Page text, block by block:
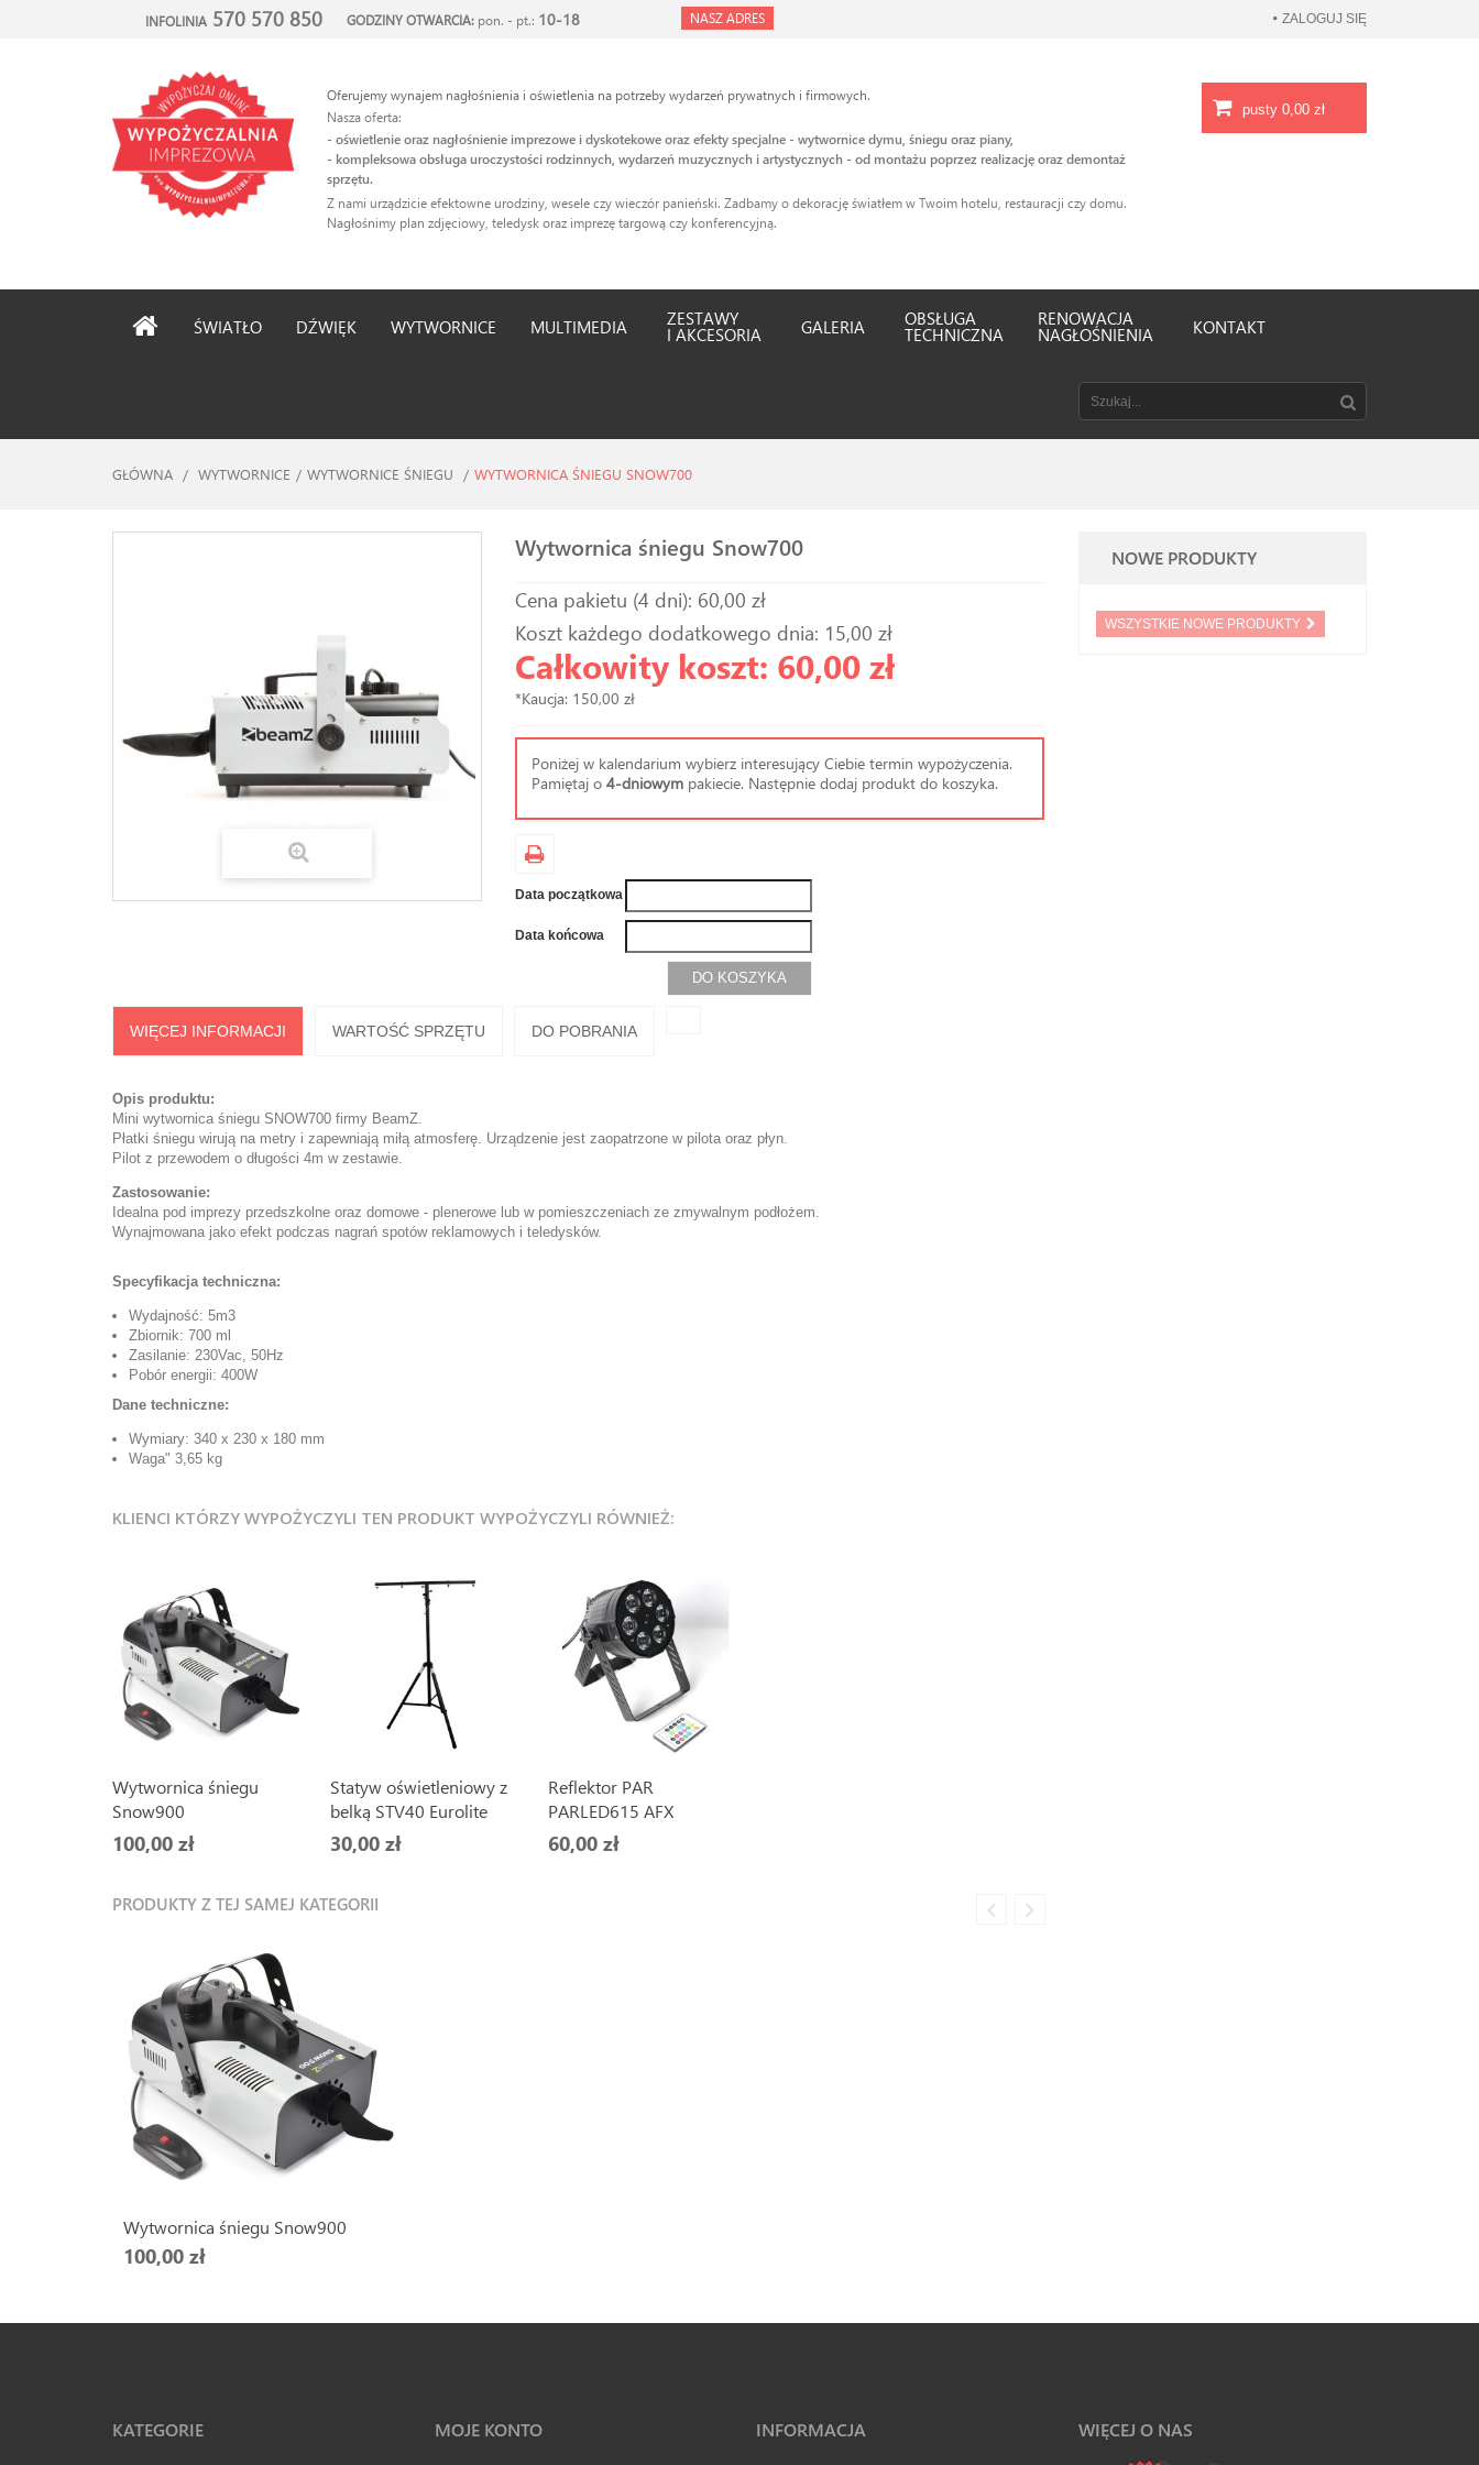
INFOLINIA 570 570 850 GODZINY OTWARCIA: pon. - pt.: 10-18 NASZ ADRES ZALOGUJ SIĘ
Oferujemy wynajem nagłośnienia i oświetlenia na potrzeby wydarzeń prywatnych i firmowych.
Nasza oferta:
- oświetlenie oraz nagłośnienie imprezowe i dyskotekowe oraz efekty specjalne - wytwornice dymu, śniegu oraz piany,
- kompleksowa obsługa uroczystości rodzinnych, wydarzeń muzycznych i artystycznych - od montażu poprzez realizację oraz demontaż
sprzętu.
Z nami urządzicie efektowne urodziny, wesele czy wieczór panieński. Zadbamy o dekorację światłem w Twoim hotelu, restauracji czy domu.
Nagłośnimy plan zdjęciowy, teledysk oraz imprezę targową czy konferencyjną.
pusty 0,00 zł
ŚWIATŁO DŹWIĘK WYTWORNICE MULTIMEDIA ZESTAWY
I AKCESORIA GALERIA OBSŁUGA
TECHNICZNA
RENOWACJA
NAGŁOŚNIENIA KONTAKT
GŁÓWNA / WYTWORNICE / WYTWORNICE ŚNIEGU / WYTWORNICA ŚNIEGU SNOW700
Wytwornica śniegu Snow700
Cena pakietu (4 dni): 60,00 zł
Koszt każdego dodatkowego dnia: 15,00 zł
Całkowity koszt: 60,00 zł
*Kaucja: 150,00 zł
Poniżej w kalendarium wybierz interesujący Ciebie termin wypożyczenia.
Pamiętaj o 4-dniowympakiecie. Następnie dodaj produkt do koszyka.
Data początkowa
Data końcowa
DO KOSZYKA
WIĘCEJ INFORMACJI WARTOŚĆ SPRZĘTU DO POBRANIA
Opis produktu:
Mini wytwornica śniegu SNOW700 firmy BeamZ.
Płatki śniegu wirują na metry i zapewniają miłą atmosferę. Urządzenie jest zaopatrzone w pilota oraz płyn.
Pilot z przewodem o długości 4m w zestawie.
Zastosowanie:
Idealna pod imprezy przedszkolne oraz domowe - plenerowe lub w pomieszczeniach ze zmywalnym podłożem.
Wynajmowana jako efekt podczas nagrań spotów reklamowych i teledysków.
Specyfikacja techniczna:
Wydajność: 5m3
Zbiornik: 700 ml
Zasilanie: 230Vac, 50Hz
Pobór energii: 400W
Dane techniczne:
Wymiary: 340 x 230 x 180 mm
Waga" 3,65 kg
KLIENCI KTÓRZY WYPOŻYCZYLI TEN PRODUKT WYPOŻYCZYLI RÓWNIEŻ:
Wytwornica śniegu
Snow900
100,00 zł
Statyw oświetleniowy z
belką STV40 Eurolite
30,00 zł
Reflektor PAR
PARLED615 AFX
60,00 zł
PRODUKTY Z TEJ SAMEJ KATEGORII
Wytwornica śniegu Snow900
100,00 zł
NOWE PRODUKTY
WSZYSTKIE NOWE PRODUKTY
KATEGORIE MOJE KONTO INFORMACJA WIĘCEJ O NAS